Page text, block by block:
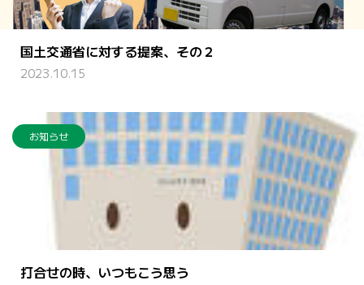
国土交通省に対する提案、その２
2023.10.15
お知らせ
打合せの時、いつもこう思う